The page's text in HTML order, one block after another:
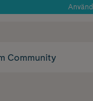
Community